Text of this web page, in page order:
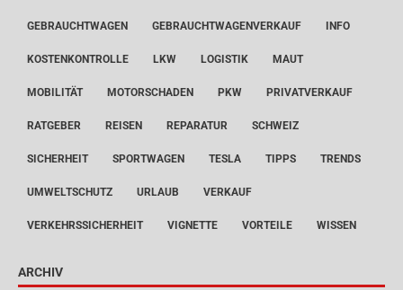
GEBRAUCHTWAGEN GEBRAUCHTWAGENVERKAUF INFO
KOSTENKONTROLLE LKW LOGISTIK MAUT
MOBILITÄT MOTORSCHADEN PKW PRIVATVERKAUF
RATGEBER REISEN REPARATUR SCHWEIZ
SICHERHEIT SPORTWAGEN TESLA TIPPS TRENDS
UMWELTSCHUTZ URLAUB VERKAUF
VERKEHRSSICHERHEIT VIGNETTE VORTEILE WISSEN
ARCHIV